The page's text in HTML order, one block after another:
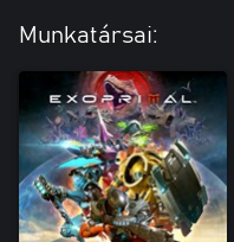
Munkatársai: